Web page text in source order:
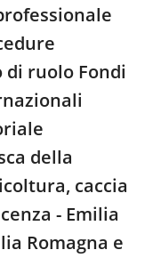
ruolo Fondi
della
caccia
- Emilia
Romagna e